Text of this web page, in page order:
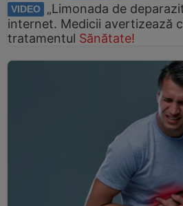
VIDEO
„Limonada de
internet. Medicii avertizează
tratamentul Sănătate!